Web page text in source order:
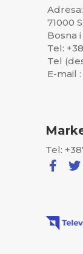
71000
Bosna
Tel:
Tel
E-mail
Tel: